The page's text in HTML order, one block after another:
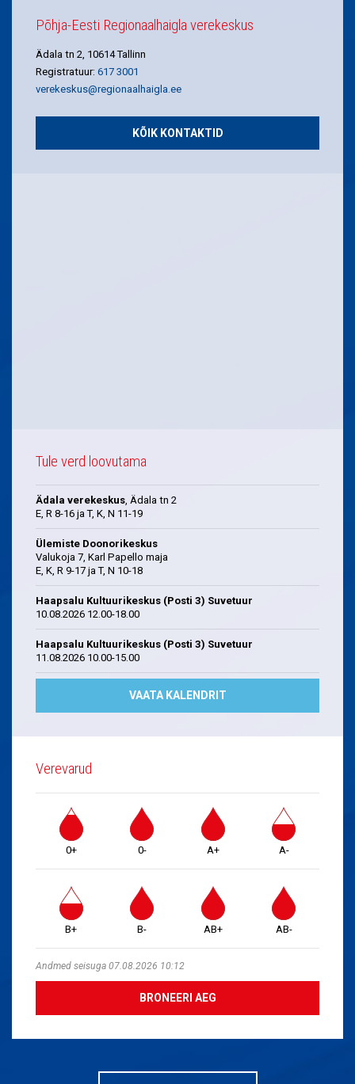
Põhja-Eesti Regionaalhaigla verekeskus
Ädala tn 2, 10614 Tallinn
Registratuur: 617 3001
verekeskus@regionaalhaigla.ee
KÕIK KONTAKTID
Tule verd loovutama
Ädala verekeskus, Ädala tn 2
E, R 8-16 ja T, K, N 11-19
Ülemiste Doonorikeskus
Valukoja 7, Karl Papello maja
E, K, R 9-17 ja T, N 10-18
Haapsalu Kultuurikeskus (Posti 3) Suvetuur
10.08.2026 12.00-18.00
Haapsalu Kultuurikeskus (Posti 3) Suvetuur
11.08.2026 10.00-15.00
VAATA KALENDRIT
Verevarud
0+ 0- A+ A-
B+ B- AB+ AB-
Andmed seisuga 07.08.2026 10:12
BRONEERI AEG